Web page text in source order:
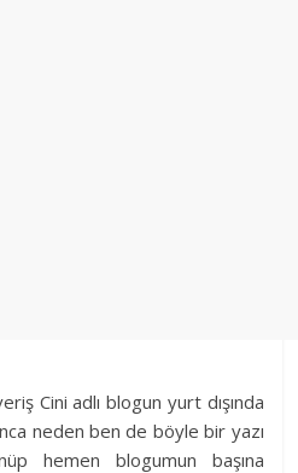
Cini adlı blogun yurt dışında
neden ben de böyle bir yazı
hemen blogumun başına